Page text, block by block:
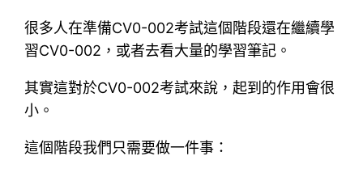
很多人在準備CV0-002考試這個階段還在繼續學
習CV0-002，或者去看大量的學習筆記。
其實這對於CV0-002考試來說，起到的作用會很
小。
這個階段我們只需要做一件事：